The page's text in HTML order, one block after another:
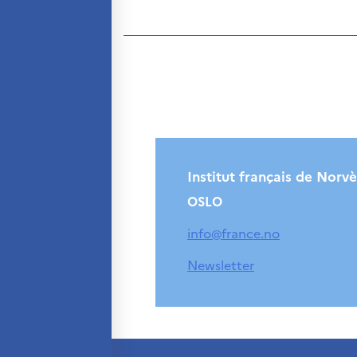
Institut français de
OSLO
info@france.no
Newsletter